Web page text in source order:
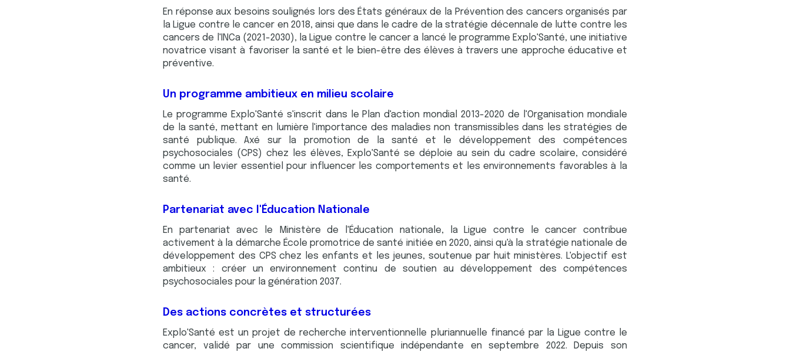
En réponse aux besoins soulignés lors des États généraux de la Prévention des cancers organisés par
la Ligue contre le cancer en 2018, ainsi que dans le cadre de la stratégie décennale de lutte contre les
cancers de l'INCa (2021-2030), la Ligue contre le cancer a lancé le programme Explo'Santé, une initiative
novatrice visant à favoriser la santé et le bien-être des élèves à travers une approche éducative et
préventive.
Un programme ambitieux en milieu scolaire
Le programme Explo'Santé s'inscrit dans le Plan d'action mondial 2013-2020 de l'Organisation mondiale
de la santé, mettant en lumière l'importance des maladies non transmissibles dans les stratégies de
santé publique. Axé sur la promotion de la santé et le développement des compétences
psychosociales (CPS) chez les élèves, Explo'Santé se déploie au sein du cadre scolaire, considéré
comme un levier essentiel pour influencer les comportements et les environnements favorables à la
santé.
Partenariat avec l'Éducation Nationale
En partenariat avec le Ministère de l'Éducation nationale, la Ligue contre le cancer contribue
activement à la démarche École promotrice de santé initiée en 2020, ainsi qu'à la stratégie nationale de
développement des CPS chez les enfants et les jeunes, soutenue par huit ministères. L'objectif est
ambitieux : créer un environnement continu de soutien au développement des compétences
psychosociales pour la génération 2037.
Des actions concrètes et structurées
Explo'Santé est un projet de recherche interventionnelle pluriannuelle financé par la Ligue contre le
cancer, validé par une commission scientifique indépendante en septembre 2022. Depuis son